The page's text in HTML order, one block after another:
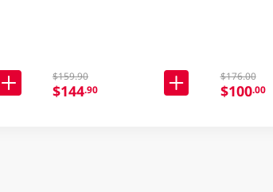
$159.90
$144.90
$176.00
$100.00